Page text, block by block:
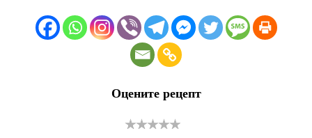
Оцените рецепт